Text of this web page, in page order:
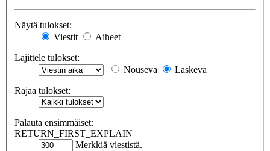
Näytä tulokset:
Viestit
Aiheet
Lajittele tulokset:
Nouseva
Laskeva
Rajaa tulokset:
Palauta ensimmäiset:
RETURN_FIRST_EXPLAIN
Merkkiä viestistä.